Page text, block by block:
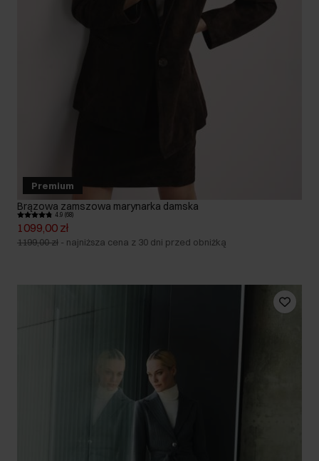
Premium
Brązowa zamszowa marynarka damska
4.9 (68)
1099,00 zł
1199,00 zł - najniższa cena z 30 dni przed obniżką